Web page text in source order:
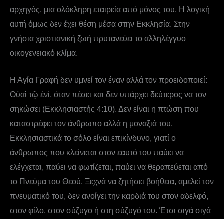
αρχηγός, μια ολόκληρη εταιρεία από μόνος του. Η λογική
αυτή όμως δεν έχει θέση μέσα στην Εκκλησία. Στην
γνήσια χριστιανική ζωή πρυτανεύει το αλληλέγγυο
οικογενειακό κλίμα.
Η Αγία Γραφή δεν υμνεί τον έναν αλλά τον προειδοποιεί:
Οὐαὶ τῷ ἑνί, όταν πέσει και δεν υπάρχει δεύτερος να τον
σηκώσει (Εκκλησιαστής 4:10). Δεν είναι η πτώση που
καταστρέφει τον άνθρωπο αλλά η μοναξιά του.
Εκκλησιαστικά το σόλο είναι επικίνδυνο, γιατί ο
άνθρωπος που κλείνεται στον εαυτό του παύει να
ελέγχεται, παύει να φωτίζεται, παύει να θεραπεύεται από
το Πνεύμα του Θεού. Ξεχνά να ζητήσει βοήθεια, αμελεί τον
πνευματικό του, δεν ανοίγει την καρδιά του στον αδελφό,
στον φίλο, στον σύζυγο ή στη σύζυγό του. Έτσι σιγά σιγά